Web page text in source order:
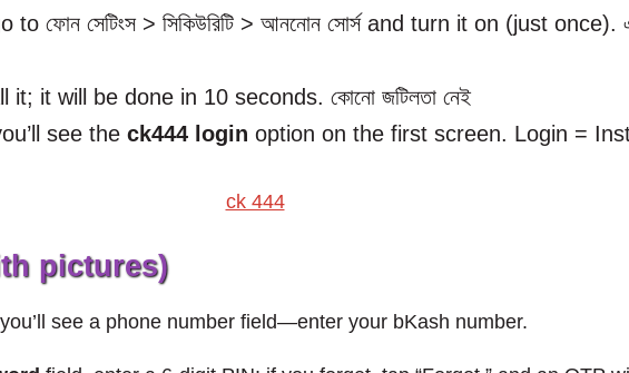
ফোন সেটিংস > সিকিউরিটি > আননোন সোর্স and turn it on (just once).
it will be done in 10 seconds. কোনো জটিলতা নেই
see the ck444 login option on the first screen. Login =
ck 444
pictures)
see a phone number field—enter your bKash number.